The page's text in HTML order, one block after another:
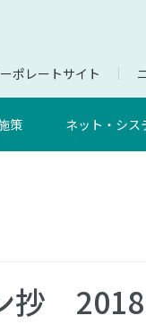
ポレートサイト
策 ネット・シス
抄